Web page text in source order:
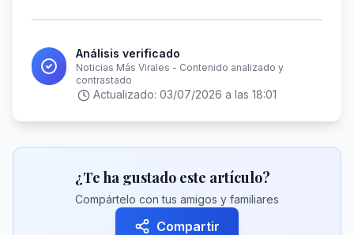
Análisis verificado
Noticias Más Virales - Contenido analizado y
contrastado
Actualizado: 03/07/2026 a las 18:01
¿Te ha gustado este artículo?
Compártelo con tus amigos y familiares
Compartir